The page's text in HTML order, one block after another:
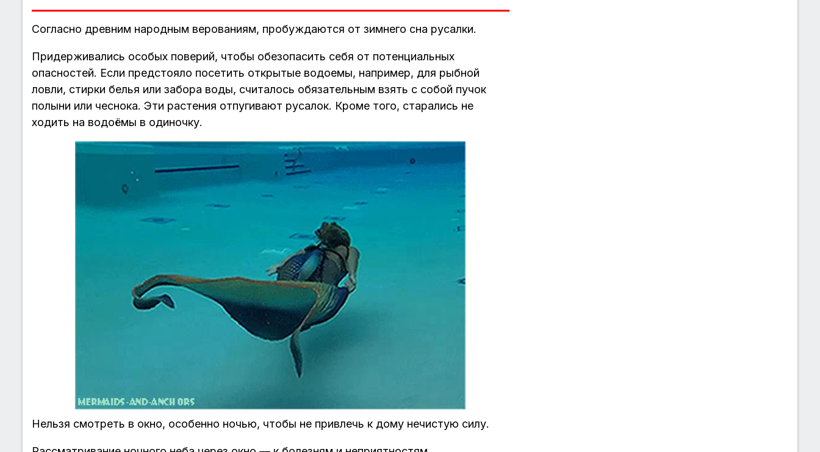
Согласно древним народным верованиям, пробуждаются от зимнего сна русалки.
Придерживались особых поверий, чтобы обезопасить себя от потенциальных
опасностей. Если предстояло посетить открытые водоемы, например, для рыбной
ловли, стирки белья или забора воды, считалось обязательным взять с собой пучок
полыни или чеснока. Эти растения отпугивают русалок. Кроме того, старались не
ходить на водоёмы в одиночку.
Нельзя смотреть в окно, особенно ночью, чтобы не привлечь к дому нечистую силу.